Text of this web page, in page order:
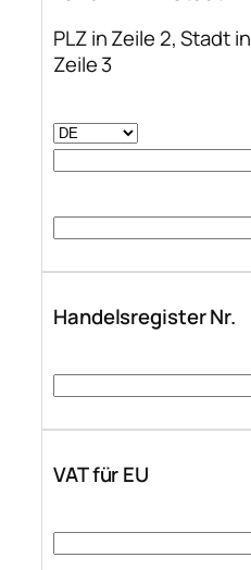
PLZ in Zeile 2, Stadt in
Zeile 3
Handelsregister Nr.
VAT für EU